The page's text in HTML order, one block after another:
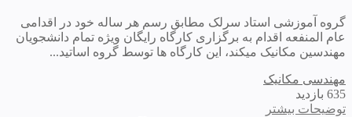
گروه آموزشی استاد سرلک مطابق رسم هر ساله خود در اقدامی
عام المنفعه اقدام به برگزاری کارگاه رایگان ویژه تمام دانشجویان
مهندسین مکانیک میکند، این کارگاه ها توسط گروه اساتید...
مهندسی مکانیک
635 بازدید
توضیحات بیشتر